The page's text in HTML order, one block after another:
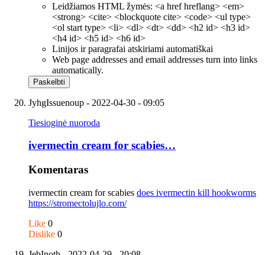
Leidžiamos HTML žymės: <a href hreflang> <em>
<strong> <cite> <blockquote cite> <code> <ul type>
<ol start type> <li> <dl> <dt> <dd> <h2 id> <h3 id>
<h4 id> <h5 id> <h6 id>
Linijos ir paragrafai atskiriami automatiškai
Web page addresses and email addresses turn into links
automatically.
JyhgIssuenoup - 2022-04-30 - 09:05
Tiesioginė nuoroda
ivermectin cream for scabies…
Komentaras
ivermectin cream for scabies does ivermectin kill hookworms
https://stromectolujlo.com/
Like 0
Dislike 0